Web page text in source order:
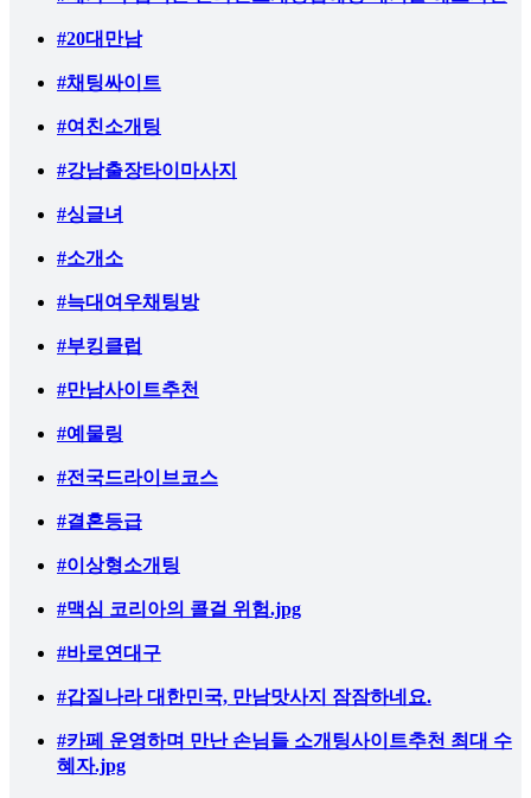
#20대만남
#채팅싸이트
#여친소개팅
#강남출장타이마사지
#싱글녀
#소개소
#늑대여우채팅방
#부킹클럽
#만남사이트추천
#예물링
#전국드라이브코스
#결혼등급
#이상형소개팅
#맥심 코리아의 콜걸 위험.jpg
#바로연대구
#갑질나라 대한민국, 만남맛사지 잠잠하네요.
#카페 운영하며 만난 손님들 소개팅사이트추천 최대 수
혜자.jpg